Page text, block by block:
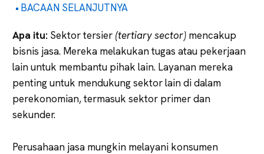
BACAAN SELANJUTNYA
Apa itu: Sektor tersier (tertiary sector) mencakup
bisnis jasa. Mereka melakukan tugas atau pekerjaan
lain untuk membantu pihak lain. Layanan mereka
penting untuk mendukung sektor lain di dalam
perekonomian, termasuk sektor primer dan
sekunder.
Perusahaan jasa mungkin melayani konsumen